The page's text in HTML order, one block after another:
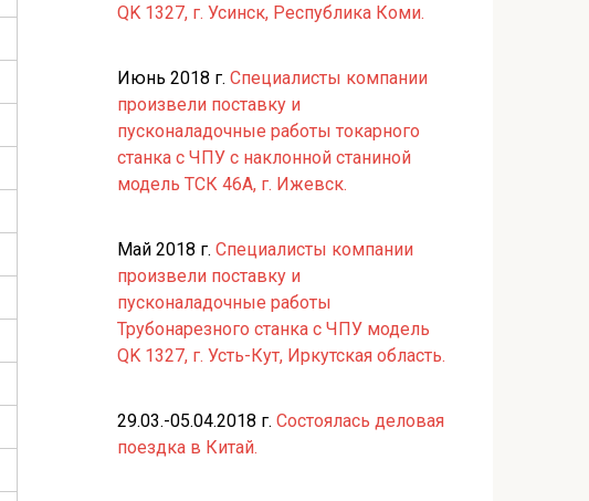
QK 1327, г. Усинск, Республика Коми.
Июнь 2018 г. Специалисты компании
произвели поставку и
пусконаладочные работы токарного
станка с ЧПУ с наклонной станиной
модель ТСК 46А, г. Ижевск.
Май 2018 г. Специалисты компании
произвели поставку и
пусконаладочные работы
Трубонарезного станка с ЧПУ модель
QK 1327, г. Усть-Кут, Иркутская область.
29.03.-05.04.2018 г. Состоялась деловая
поездка в Китай.